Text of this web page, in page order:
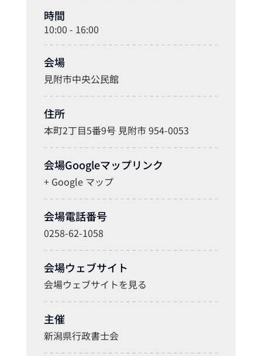
時間
10:00 - 16:00
会場
見附市中央公民館
住所
本町2丁目5番9号 見附市 954-0053
会場Googleマップリンク
+ Google マップ
会場電話番号
0258-62-1058
会場ウェブサイト
会場ウェブサイトを見る
主催
新潟県行政書士会